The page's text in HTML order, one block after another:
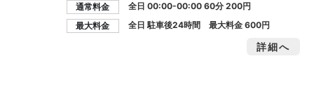
通常料金
全日 00:00-00:00 60分 200円
最大料金
全日 駐車後24時間 最大料金600円
詳細へ